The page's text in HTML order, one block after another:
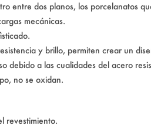
entre dos planos, los porcelanatos
mecánicas.
y brillo, permiten crear un
debido a las cualidades del acero
no se oxidan.
revestimiento.